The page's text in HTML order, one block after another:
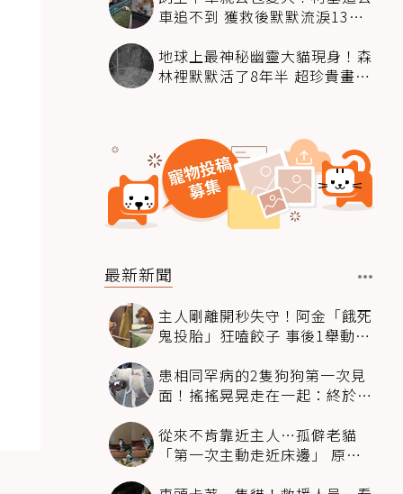
車追不到 獲救後默默流淚13萬
地球上最神秘幽靈大貓現身！森
林裡默默活了8年半 超珍貴畫面
最新新聞
主人剛離開秒失守！阿金「餓死
鬼投胎」狂嗑餃子 事後1舉動反
患相同罕病的2隻狗狗第一次見
面！搖搖晃晃走在一起：終於找
從來不肯靠近主人…孤僻老貓
「第一次主動走近床邊」 原因